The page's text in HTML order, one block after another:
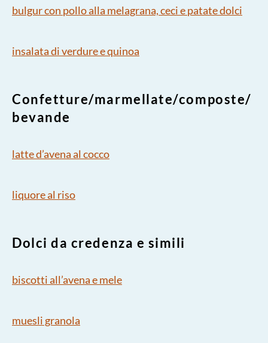
bulgur con pollo alla melagrana, ceci e patate dolci
insalata di verdure e quinoa
Confetture/marmellate/composte/
bevande
latte d’avena al cocco
liquore al riso
Dolci da credenza e simili
biscotti all’avena e mele
muesli granola